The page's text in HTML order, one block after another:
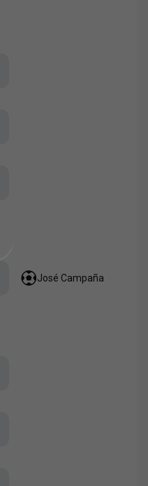
José Campaña